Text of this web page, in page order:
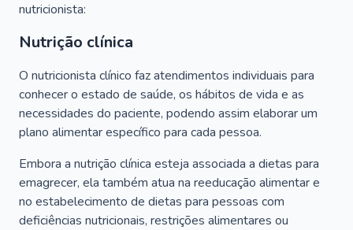
nutricionista:
Nutrição clínica
O nutricionista clínico faz atendimentos individuais para
conhecer o estado de saúde, os hábitos de vida e as
necessidades do paciente, podendo assim elaborar um
plano alimentar específico para cada pessoa.
Embora a nutrição clínica esteja associada a dietas para
emagrecer, ela também atua na reeducação alimentar e
no estabelecimento de dietas para pessoas com
deficiências nutricionais, restrições alimentares ou